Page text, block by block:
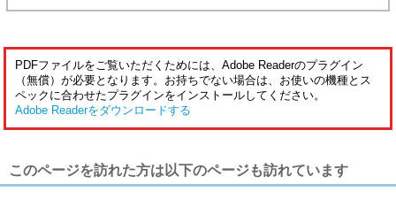
PDFファイルをご覧いただくためには、Adobe Readerのプラグイン
（無償）が必要となります。お持ちでない場合は、お使いの機種とス
ペックに合わせたプラグインをインストールしてください。
Adobe Readerをダウンロードする
このページを訪れた方は以下のページも訪れています